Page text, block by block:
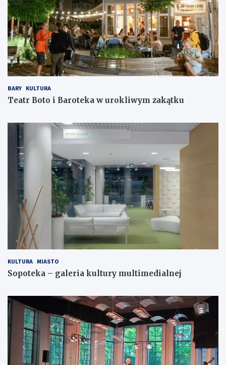
BARY KULTURA
Teatr Boto i Baroteka w urokliwym zakątku
KULTURA MIASTO
Sopoteka – galeria kultury multimedialnej